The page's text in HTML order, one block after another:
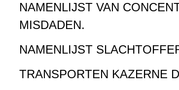
NAMENLIJST VAN
MISDADEN.
NAMENLIJST
TRANSPORTEN KAZERNE